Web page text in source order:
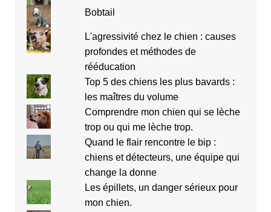
Bobtail
L'agressivité chez le chien : causes
profondes et méthodes de
rééducation
Top 5 des chiens les plus bavards :
les maîtres du volume
Comprendre mon chien qui se lèche
trop ou qui me lèche trop.
Quand le flair rencontre le bip :
chiens et détecteurs, une équipe qui
change la donne
Les épillets, un danger sérieux pour
mon chien.